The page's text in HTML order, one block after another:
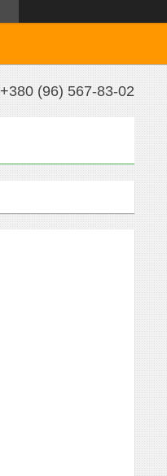
+380 (96) 567-83-02